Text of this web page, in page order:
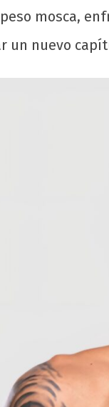
mosca,
un nuevo